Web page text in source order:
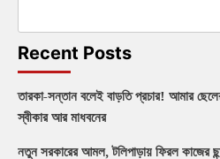
Recent Posts
তারকা-সন্তান বলেই বাড়তি প্রচার! আমার
স্বীকার আর মাধবনের
নতুন সরকারের আমল, টলিপাড়ায় ফিরল কাজের